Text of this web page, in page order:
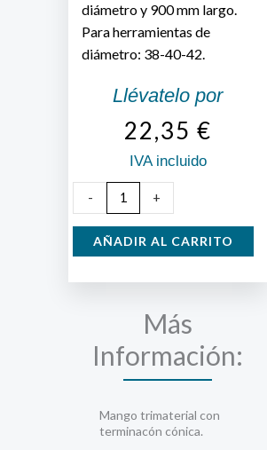
diámetro y 900 mm largo.
Para herramientas de
diámetro: 38-40-42.
Llévatelo por
22,35 €
IVA incluido
-
Azada
Fibra
+
AÑADIR AL CARRITO
Más
Información:
Mango trimaterial con
terminacón cónica.